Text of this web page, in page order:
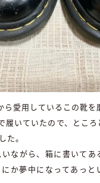
愛用しているこの靴を
履いていたので、とこ
た。
ながら、箱に書いてあ
か夢中になってあっと